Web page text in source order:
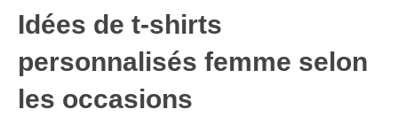
Idées de t-shirts
personnalisés femme selon
les occasions